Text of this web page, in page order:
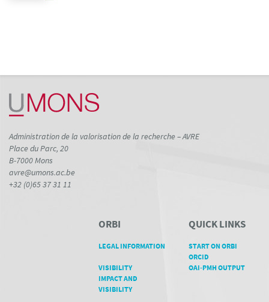
Administration de la valorisation de la recherche – AVRE
Place du Parc, 20
B-7000 Mons
avre@umons.ac.be
+32 (0)65 37 31 11
ORBI
LEGAL INFORMATION
VISIBILITY
IMPACT AND
VISIBILITY
QUICK LINKS
START ON ORBI
ORCID
OAI-PMH OUTPUT